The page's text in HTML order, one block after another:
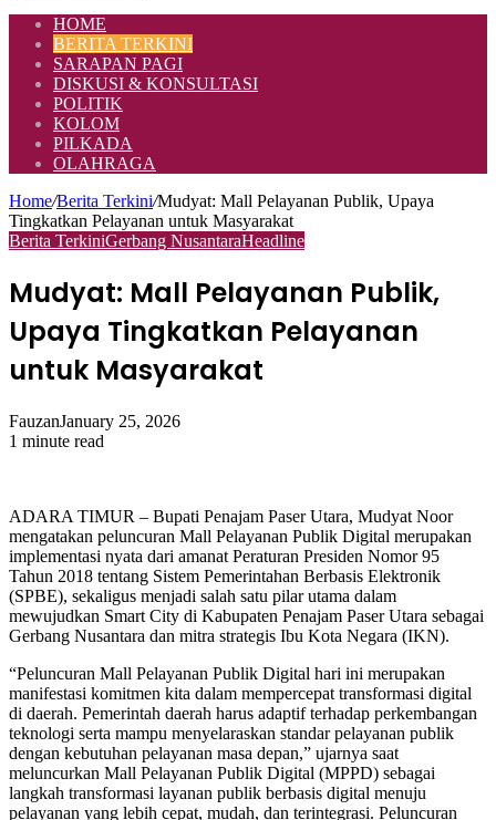
HOME
BERITA TERKINI
SARAPAN PAGI
DISKUSI & KONSULTASI
POLITIK
KOLOM
PILKADA
OLAHRAGA
Home/Berita Terkini/Mudyat: Mall Pelayanan Publik, Upaya
Tingkatkan Pelayanan untuk Masyarakat
Berita TerkiniGerbang NusantaraHeadline
Mudyat: Mall Pelayanan Publik,
Upaya Tingkatkan Pelayanan
untuk Masyarakat
FauzanJanuary 25, 2026
1 minute read
ADARA TIMUR – Bupati Penajam Paser Utara, Mudyat Noor
mengatakan peluncuran Mall Pelayanan Publik Digital merupakan
implementasi nyata dari amanat Peraturan Presiden Nomor 95
Tahun 2018 tentang Sistem Pemerintahan Berbasis Elektronik
(SPBE), sekaligus menjadi salah satu pilar utama dalam
mewujudkan Smart City di Kabupaten Penajam Paser Utara sebagai
Gerbang Nusantara dan mitra strategis Ibu Kota Negara (IKN).
“Peluncuran Mall Pelayanan Publik Digital hari ini merupakan
manifestasi komitmen kita dalam mempercepat transformasi digital
di daerah. Pemerintah daerah harus adaptif terhadap perkembangan
teknologi serta mampu menyelaraskan standar pelayanan publik
dengan kebutuhan pelayanan masa depan,” ujarnya saat
meluncurkan Mall Pelayanan Publik Digital (MPPD) sebagai
langkah transformasi layanan publik berbasis digital menuju
pelayanan yang lebih cepat, mudah, dan terintegrasi. Peluncuran